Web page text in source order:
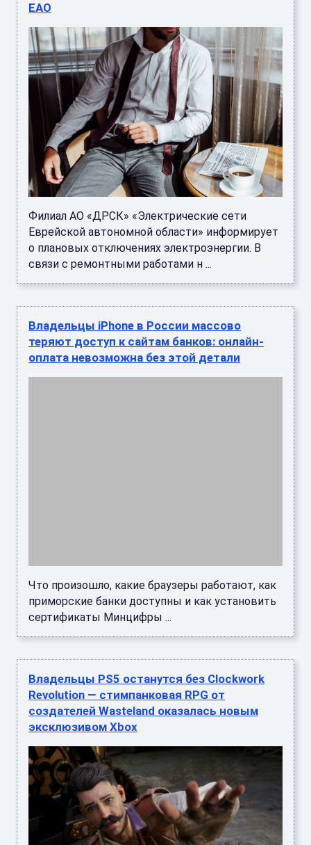
ЕАО
Филиал АО «ДРСК» «Электрические сети
Еврейской автономной области» информирует
о плановых отключениях электроэнергии. В
связи с ремонтными работами н ...
Владельцы iPhone в России массово
теряют доступ к сайтам банков: онлайн-
оплата невозможна без этой детали
Что произошло, какие браузеры работают, как
приморские банки доступны и как установить
сертификаты Минцифры ...
Владельцы PS5 останутся без Clockwork
Revolution — стимпанковая RPG от
создателей Wasteland оказалась новым
эксклюзивом Xbox